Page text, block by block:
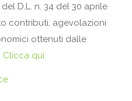
D.L. n. 34 del 30 aprile
contributi, agevolazioni
ottenuti dalle
Clicca qui